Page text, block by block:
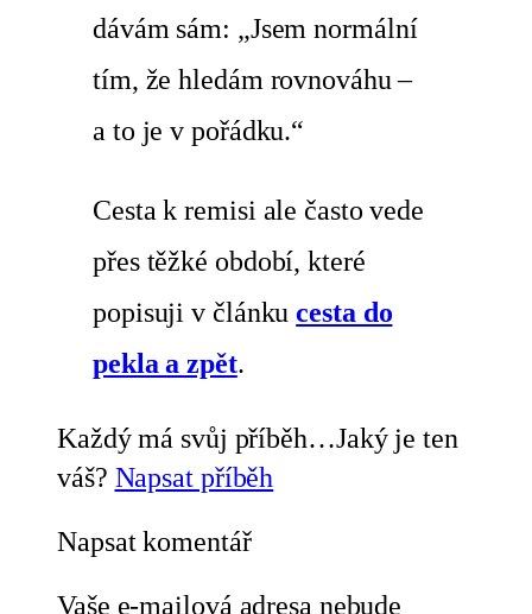
dávám sám: „Jsem normální
tím, že hledám rovnováhu –
a to je v pořádku.“
Cesta k remisi ale často vede
přes těžké období, které
popisuji v článkucesta do
pekla a zpět.
Každý má svůj příběh…Jaký je ten
váš? Napsat příběh
Napsat komentář
Vaše e-mailová adresa nebude